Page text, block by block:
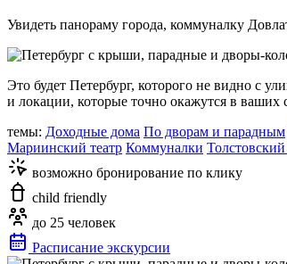
Увидеть панораму города, коммуналку
Это будет Петербург, которого не видно с
и локации, которые точно окажутся в ваших
темы: Доходные дома По дворам и парадным
Мариинский театр Коммуналки
возможно бронирование по клику
child friendly
до 25 человек
Расписание экскурсии